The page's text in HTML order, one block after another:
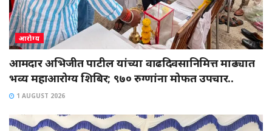
आरोग्य
आमदार अभिजीत पाटील यांच्या वाढदिवसानिमित्त माढ्यात
भव्य महाआरोग्य शिबिर; ९७० रुग्णांना मोफत उपचार..
1 AUGUST 2026